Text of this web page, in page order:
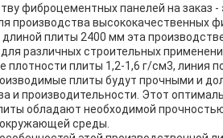
фиброцементных панелей на заказ
производства высококачественных
плиты 2400 мм эта
различных строительных
плотности плиты 1,2-1,6 г/см3, линия
плиты будут прочными и
и производительности. Этот
обладают необходимой
среды.